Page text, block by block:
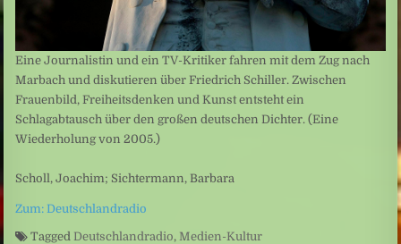
Eine Journalistin und ein TV-Kritiker fahren mit dem Zug nach
Marbach und diskutieren über Friedrich Schiller. Zwischen
Frauenbild, Freiheitsdenken und Kunst entsteht ein
Schlagabtausch über den großen deutschen Dichter. (Eine
Wiederholung von 2005.)
Scholl, Joachim; Sichtermann, Barbara
Zum: Deutschlandradio
Tagged Deutschlandradio, Medien-Kultur